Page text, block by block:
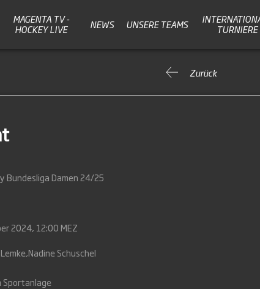
MAGENTA TV -
HOCKEY LIVE
NEWS UNSERE TEAMS
TURNIERE
Zurück
Bundesliga Damen 24/25
2024, 12:00 MEZ
,Nadine Schuschel
Sportanlage